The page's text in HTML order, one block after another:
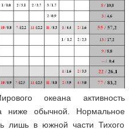
океана активность
ниже обычной. Нормальное
лишь в южной части Тихого